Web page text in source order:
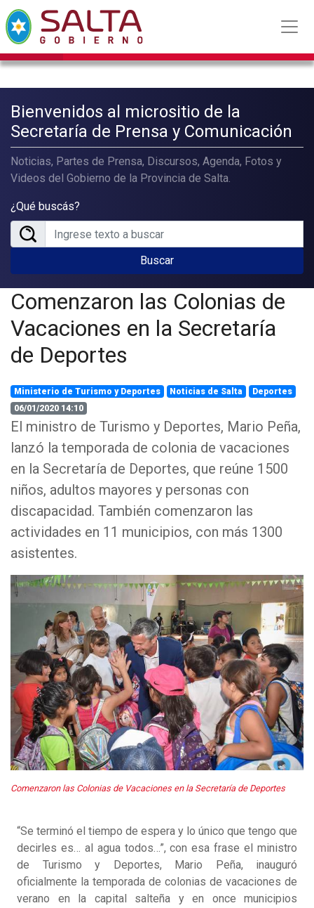
Bienvenidos al micrositio de la
Secretaría de Prensa y Comunicación
Noticias, Partes de Prensa, Discursos, Agenda, Fotos y
Videos del Gobierno de la Provincia de Salta.
¿Qué buscás?
Buscar
Comenzaron las Colonias de
Vacaciones en la Secretaría
de Deportes
Ministerio de Turismo y Deportes Noticias de Salta
Deportes
06/01/2020 14:10
El ministro de Turismo y Deportes, Mario Peña,
lanzó la temporada de colonia de vacaciones
en la Secretaría de Deportes, que reúne 1500
niños, adultos mayores y personas con
discapacidad. También comenzaron las
actividades en 11 municipios, con más 1300
asistentes.
Comenzaron las Colonias de Vacaciones en la Secretaría de Deportes
“Se terminó el tiempo de espera y lo único que tengo que
decirles es… al agua todos…”, con esa frase el ministro
de Turismo y Deportes, Mario Peña, inauguró
oficialmente la temporada de colonias de vacaciones de
verano en la capital salteña y en once municipios